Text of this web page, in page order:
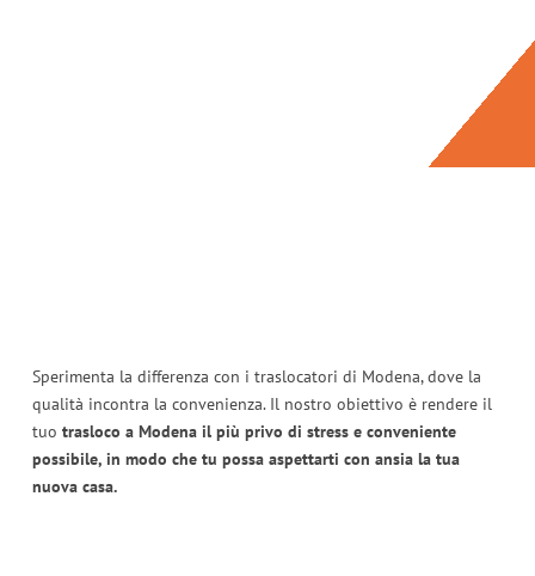
Sperimenta la differenza con i traslocatori di Modena, dove la
qualità incontra la convenienza. Il nostro obiettivo è rendere il
tuo trasloco a Modena il più privo di stress e conveniente
possibile, in modo che tu possa aspettarti con ansia la tua
nuova casa.